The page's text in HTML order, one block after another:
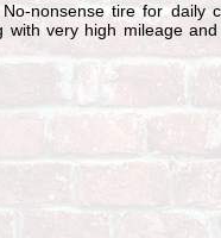
nonsense tire for daily
with very high mileage and